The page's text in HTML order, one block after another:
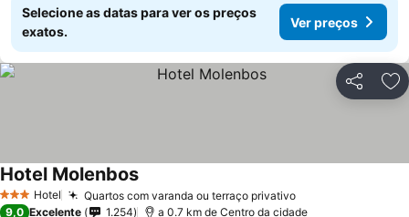
Selecione as datas para ver os preços
exatos.
Ver preços
Partilhar
3 EstrelasHotel Quartos com varanda ou terraço privativo
Hotel Molenbos
9,0 Excelente 1.254 a 0.7 km de Centro da cidade